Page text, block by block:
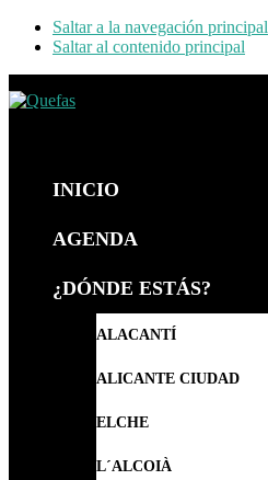
Saltar a la navegación principal
Saltar al contenido principal
INICIO
AGENDA
¿DÓNDE ESTÁS?
ALACANTÍ
ALICANTE CIUDAD
ELCHE
L´ALCOIÀ